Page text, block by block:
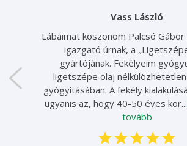
Vass László
Lábaimat köszönöm Palcsó
igazgató úrnak, a
gyártójának. Fekélyeim
ligetszépe olaj
gyógyításában. A fekély
ugyanis az, hogy 40-50 éves kor...
tovább